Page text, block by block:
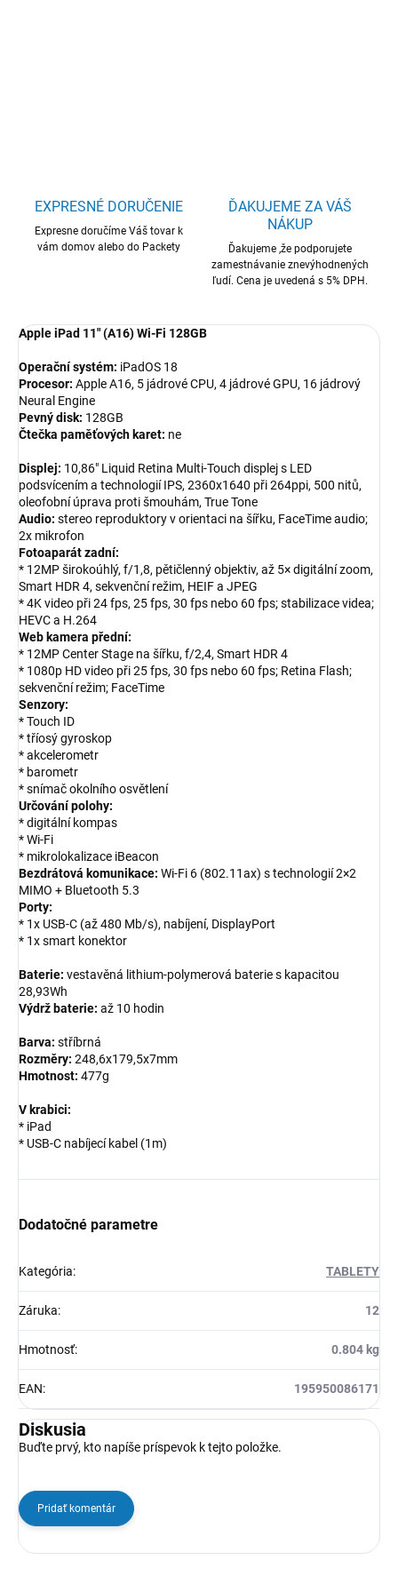
EXPRESNÉ DORUČENIE
Expresne doručíme Váš tovar k
vám domov alebo do Packety
ĎAKUJEME ZA VÁŠ
NÁKUP
Ďakujeme ,že podporujete
zamestnávanie znevýhodnených
ľudí. Cena je uvedená s 5% DPH.
Apple iPad 11" (A16) Wi-Fi 128GB
Operační systém: iPadOS 18
Procesor: Apple A16, 5 jádrové CPU, 4 jádrové GPU, 16 jádrový
Neural Engine
Pevný disk: 128GB
Čtečka paměťových karet: ne
Displej: 10,86" Liquid Retina Multi-Touch displej s LED
podsvícením a technologií IPS, 2360x1640 při 264ppi, 500 nitů,
oleofobní úprava proti šmouhám, True Tone
Audio: stereo reproduktory v orientaci na šířku, FaceTime audio;
2x mikrofon
Fotoaparát zadní:
* 12MP širokoúhlý, f/1,8, pětičlenný objektiv, až 5× digitální zoom,
Smart HDR 4, sekvenční režim, HEIF a JPEG
* 4K video při 24 fps, 25 fps, 30 fps nebo 60 fps; stabilizace videa;
HEVC a H.264
Web kamera přední:
* 12MP Center Stage na šířku, f/2,4, Smart HDR 4
* 1080p HD video při 25 fps, 30 fps nebo 60 fps; Retina Flash;
sekvenční režim; FaceTime
Senzory:
* Touch ID
* tříosý gyroskop
* akcelerometr
* barometr
* snímač okolního osvětlení
Určování polohy:
* digitální kompas
* Wi-Fi
* mikrolokalizace iBeacon
Bezdrátová komunikace: Wi-Fi 6 (802.11ax) s technologií 2×2
MIMO + Bluetooth 5.3
Porty:
* 1x USB-C (až 480 Mb/s), nabíjení, DisplayPort
* 1x smart konektor
Baterie: vestavěná lithium-polymerová baterie s kapacitou
28,93Wh
Výdrž baterie: až 10 hodin
Barva: stříbrná
Rozměry: 248,6x179,5x7mm
Hmotnost: 477g
V krabici:
* iPad
* USB-C nabíjecí kabel (1m)
Dodatočné parametre
Kategória: TABLETY
Záruka: 12
Hmotnosť: 0.804 kg
EAN: 195950086171
Diskusia
Buďte prvý, kto napíše príspevok k tejto položke.
Pridať komentár